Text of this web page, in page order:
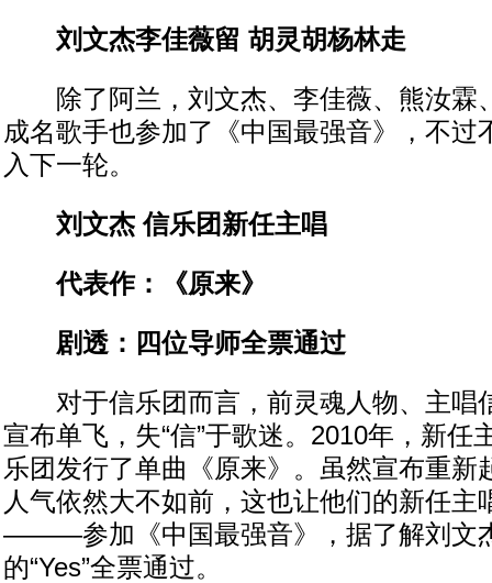
刘文杰李佳薇留 胡灵胡杨林走
除了阿兰，刘文杰、李佳薇、熊汝霖
成名歌手也参加了《中国最强音》，不过
入下一轮。
刘文杰 信乐团新任主唱
代表作：《原来》
剧透：四位导师全票通过
对于信乐团而言，前灵魂人物、主唱
宣布单飞，失“信”于歌迷。2010年，新任
乐团发行了单曲《原来》。虽然宣布重新
人气依然大不如前，这也让他们的新任主
———参加《中国最强音》，据了解刘文
的“Yes”全票通过。